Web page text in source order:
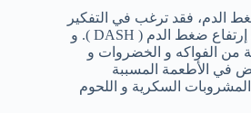
الدم، فقد ترغب في التفكير
في إتباع نظام غذائي لوقف إرتفاع ضغط الدم ( DASH ). و
من الفواكه و الخضروات و
في الأطعمة المسببة
المشروبات السكرية و اللحوم